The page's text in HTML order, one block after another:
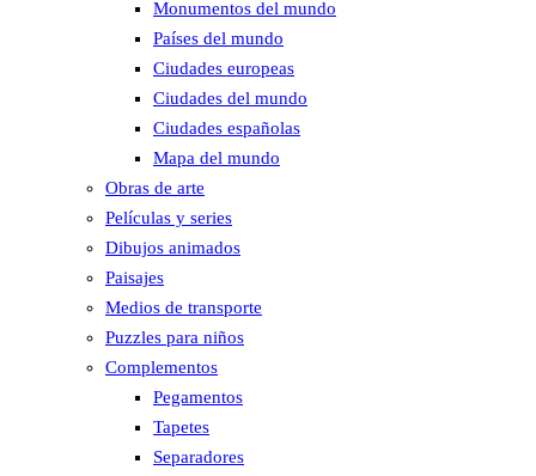
Monumentos del mundo
Países del mundo
Ciudades europeas
Ciudades del mundo
Ciudades españolas
Mapa del mundo
Obras de arte
Películas y series
Dibujos animados
Paisajes
Medios de transporte
Puzzles para niños
Complementos
Pegamentos
Tapetes
Separadores